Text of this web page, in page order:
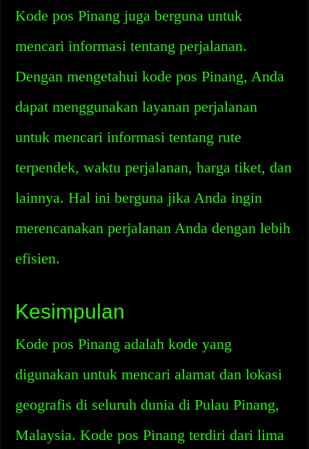
Kode pos Pinang juga berguna untuk
mencari informasi tentang perjalanan.
Dengan mengetahui kode pos Pinang, Anda
dapat menggunakan layanan perjalanan
untuk mencari informasi tentang rute
terpendek, waktu perjalanan, harga tiket, dan
lainnya. Hal ini berguna jika Anda ingin
merencanakan perjalanan Anda dengan lebih
efisien.
Kesimpulan
Kode pos Pinang adalah kode yang
digunakan untuk mencari alamat dan lokasi
geografis di seluruh dunia di Pulau Pinang,
Malaysia. Kode pos Pinang terdiri dari lima